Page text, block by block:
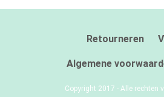
Retourneren
Algemene
Copyright 2017 - Alle rechten